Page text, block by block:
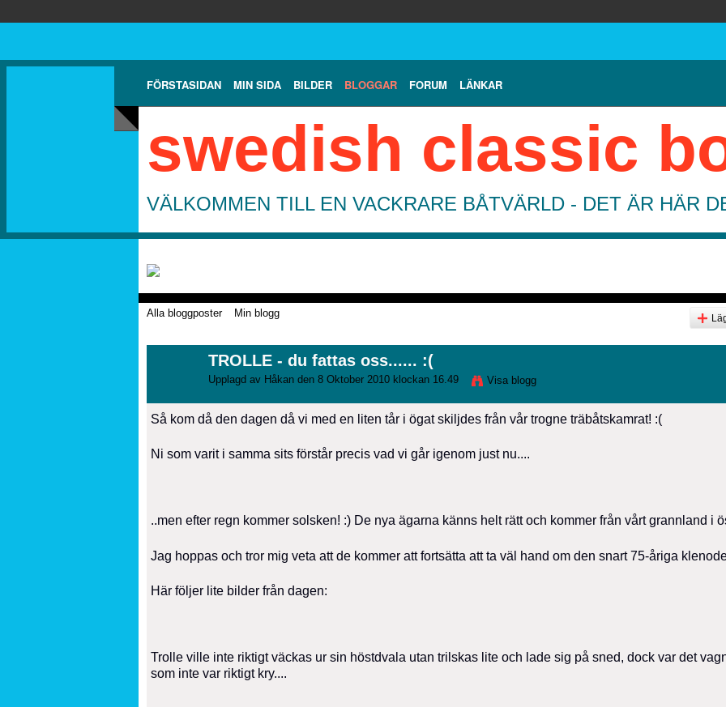
FÖRSTASIDAN MIN SIDA BILDER BLOGGAR FORUM LÄNKAR
swedish classic
VÄLKOMMEN TILL EN VACKRARE BÅTVÄRLD - DET ÄR HÄR
Alla bloggposter Min blogg
TROLLE - du fattas oss...... :(
Upplagd av Håkan den 8 Oktober 2010 klockan 16.49 Visa blogg
Så kom då den dagen då vi med en liten tår i ögat skiljdes från vår trogne träbåtskamrat! :(
Ni som varit i samma sits förstår precis vad vi går igenom just nu....
..men efter regn kommer solsken! :) De nya ägarna känns helt rätt och kommer från vårt grannland i
Jag hoppas och tror mig veta att de kommer att fortsätta att ta väl hand om den snart 75-åriga
Här följer lite bilder från dagen:
Trolle ville inte riktigt väckas ur sin höstdvala utan trilskas lite och lade sig på sned, dock var det
som inte var riktigt kry....